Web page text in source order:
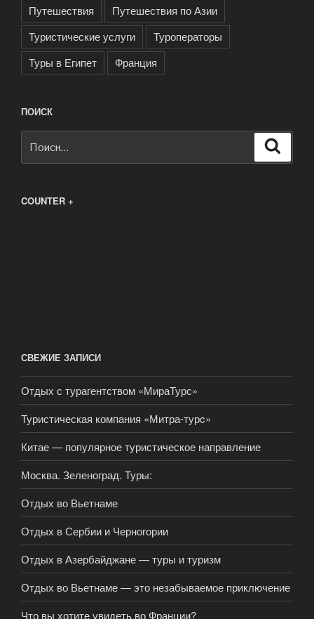
Путешествия
Путешествия по Азии
Туристические услуги
Туроператоры
Туры в Египет
Франция
ПОИСК
COUNTER +
СВЕЖИЕ ЗАПИСИ
Отдых с турагентством «МираТурс»
Туристическая компания «Митра-турc»
Китае — популярное туристическое направление
Москва. Зеленоград. Туры:
Отдых во Вьетнаме
Отдых в Сербии и Черногории
Отдых в Азербайджане — туры и туризм
Отдых во Вьетнаме — это незабываемое приключение
Что вы хотите увидеть во Франции?